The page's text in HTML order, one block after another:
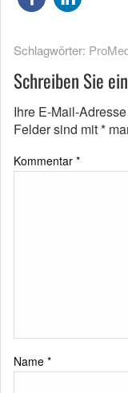
Schlagwörter:
Schreiben Sie
Ihre E-Mail-
Felder sind mit*
Kommentar *
Name *